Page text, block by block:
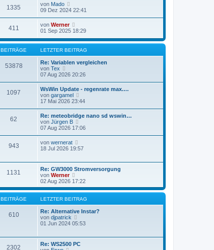
a
g
B
e
i
r
a
g
s
B
e
i
t
r
a
1335 von Mado
e
e
s
t
e
r
B
e
i
r
a
g
09 Dez 2024 22:41
411 von Werner
e
e
s
e
r
B
e
i
t
r
a
g
01 Sep 2025 18:29
BEITRÄGE LETZTER BEITRAG
53878
Re: Variablen vergleichen
von Tex
e
e
s
t
e
r
B
e
i
t
r
a
g
07 Aug 2026 20:26
1097
WsWin Update - regenrate max.…
von gargamel
e
s
t
e
r
e
t
r
a
g
17 Mai 2026 23:44
62
Re: meteobridge nano sd wswin…
von Jürgen B
e
s
t
r
B
i
t
r
a
g
07 Aug 2026 17:06
943 von wernerat
e
t
e
r
B
e
i
t
r
a
g
18 Jul 2026 19:57
1131
Re: GW3000 Stromversorgung
von Werner
e
u
e
s
t
e
B
t
r
02 Aug 2026 17:22
BEITRÄGE LETZTER BEITRAG
610
Re: Alternative Instar?
von djpatrick
e
s
t
01 Jun 2024 05:53
2302
Re: WS2500 PC